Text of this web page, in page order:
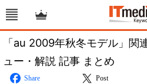
「au 2009年秋冬モデル」関
ュー・解説 記事 まとめ
Share Post